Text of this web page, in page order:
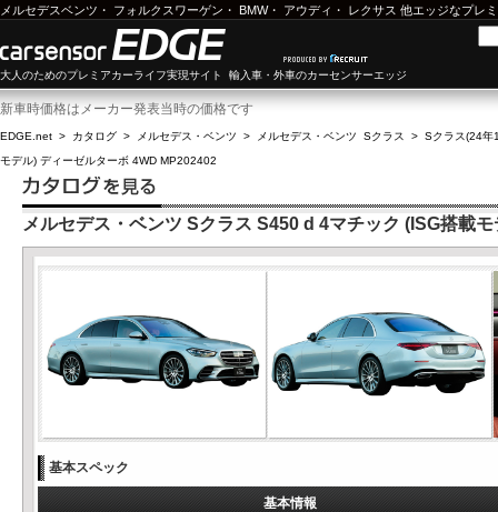
メルセデスベンツ ・ フォルクスワーゲン ・ BMW・ アウディ ・ レクサス 他エッジなプレ
大人のためのプレミアカーライフ実現サイト 輸入車・外車のカーセンサーエッジ
新車時価格はメーカー発表当時の価格です
EDGE.net > カタログ > メルセデス・ベンツ > メルセデス・ベンツ Sクラス > Sクラス(24年
モデル) ディーゼルターボ 4WD MP202402
メルセデス・ベンツ Sクラス S450 d 4マチック (ISG搭載
基本スペック
基本情報